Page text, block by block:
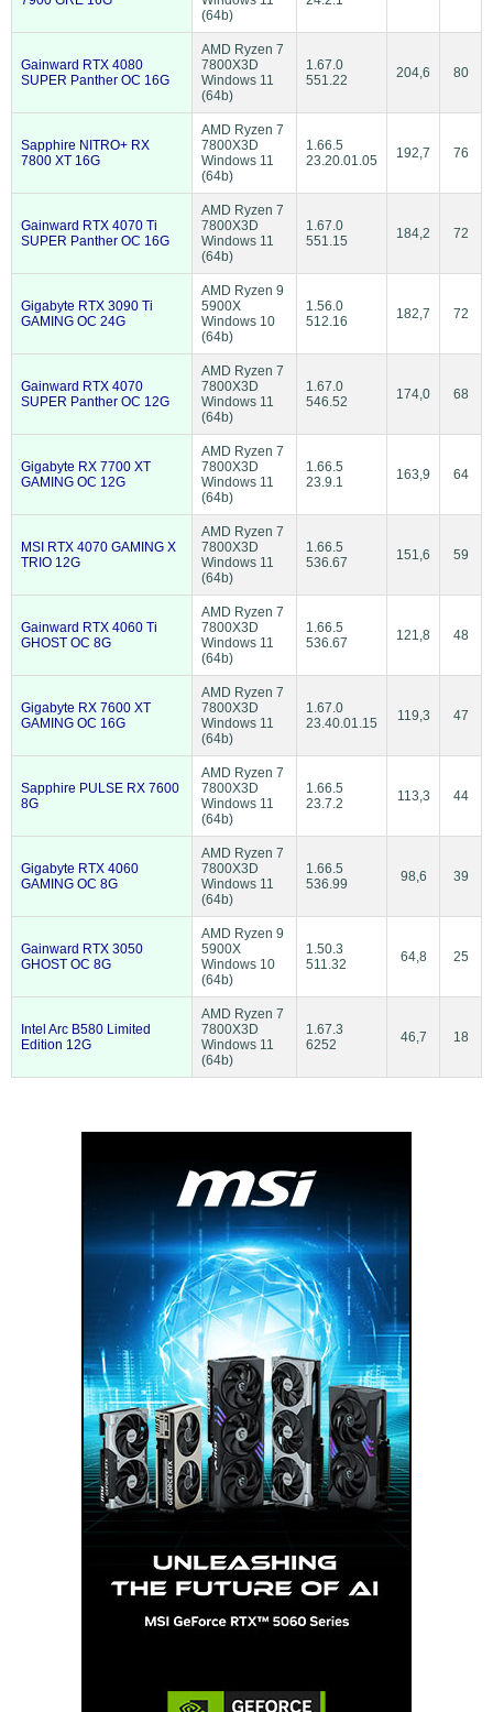
(64b)
Gainward RTX 4080
SUPER Panther OC 16G
AMD Ryzen 7
7800X3D
Windows 11
(64b)
1.67.0
551.22
204,6 80
Sapphire NITRO+ RX
7800 XT 16G
AMD Ryzen 7
7800X3D
Windows 11
(64b)
1.66.5
23.20.01.05
192,7 76
Gainward RTX 4070 Ti
SUPER Panther OC 16G
AMD Ryzen 7
7800X3D
Windows 11
(64b)
1.67.0
551.15
184,2 72
Gigabyte RTX 3090 Ti
GAMING OC 24G
AMD Ryzen 9
5900X
Windows 10
(64b)
1.56.0
512.16
182,7 72
Gainward RTX 4070
SUPER Panther OC 12G
AMD Ryzen 7
7800X3D
Windows 11
(64b)
1.67.0
546.52
174,0 68
Gigabyte RX 7700 XT
GAMING OC 12G
AMD Ryzen 7
7800X3D
Windows 11
(64b)
1.66.5
23.9.1
163,9 64
MSI RTX 4070 GAMING X
TRIO 12G
AMD Ryzen 7
7800X3D
Windows 11
(64b)
1.66.5
536.67
151,6 59
Gainward RTX 4060 Ti
GHOST OC 8G
AMD Ryzen 7
7800X3D
Windows 11
(64b)
1.66.5
536.67
121,8 48
Gigabyte RX 7600 XT
GAMING OC 16G
AMD Ryzen 7
7800X3D
Windows 11
(64b)
1.67.0
23.40.01.15
119,3 47
Sapphire PULSE RX 7600
8G
AMD Ryzen 7
7800X3D
Windows 11
(64b)
1.66.5
23.7.2
113,3 44
Gigabyte RTX 4060
GAMING OC 8G
AMD Ryzen 7
7800X3D
Windows 11
(64b)
1.66.5
536.99
98,6 39
Gainward RTX 3050
GHOST OC 8G
AMD Ryzen 9
5900X
Windows 10
(64b)
1.50.3
511.32
64,8 25
Intel Arc B580 Limited
Edition 12G
AMD Ryzen 7
7800X3D
Windows 11
(64b)
1.67.3
6252
46,7 18